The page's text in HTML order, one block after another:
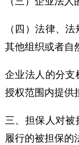
（四）法律、
其他组织或者自
企业法人的分支
授权范围内提供
三、担保人对被
履行的被担保的